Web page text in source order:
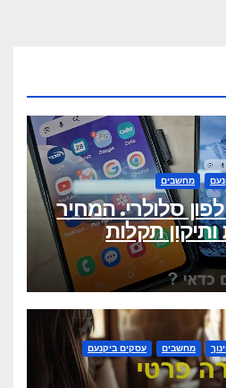
מחשבים
סלולרי. המחיר
תקלות
מחשבים עסקים ביקנעם